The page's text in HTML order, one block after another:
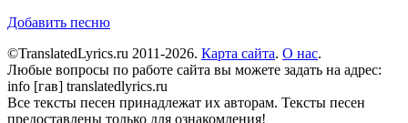
Добавить песню
©TranslatedLyrics.ru 2011-2026. Карта сайта. О нас.
Любые вопросы по работе сайта вы можете задать на адрес:
info [гав] translatedlyrics.ru
Все тексты песен принадлежат их авторам. Тексты песен
предоставлены только для ознакомления!